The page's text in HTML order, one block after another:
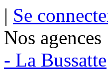
| Se
Nos agences
- La Bussatte